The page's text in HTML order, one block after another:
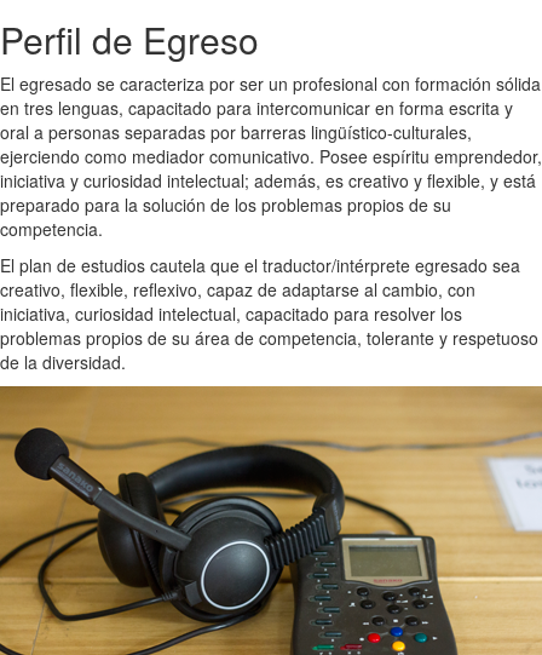
Perfil de Egreso
El egresado se caracteriza por ser un profesional con formación sólida
en tres lenguas, capacitado para intercomunicar en forma escrita y
oral a personas separadas por barreras lingüístico-culturales,
ejerciendo como mediador comunicativo. Posee espíritu emprendedor,
iniciativa y curiosidad intelectual; además, es creativo y flexible, y está
preparado para la solución de los problemas propios de su
competencia.
El plan de estudios cautela que el traductor/intérprete egresado sea
creativo, flexible, reflexivo, capaz de adaptarse al cambio, con
iniciativa, curiosidad intelectual, capacitado para resolver los
problemas propios de su área de competencia, tolerante y respetuoso
de la diversidad.